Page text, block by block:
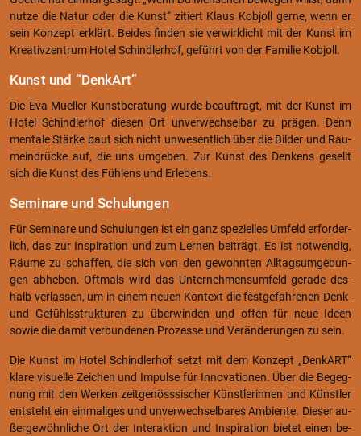
nutze die Natur oder die Kunst“ zi­tiert Klaus Kob­joll gerne, wenn er
sein Kon­zept er­klärt. Bei­des fin­den sie ver­wirk­licht mit der Kunst im
Krea­tiv­zen­trum Hotel Schind­ler­hof, ge­führt von der Fa­mi­lie Kob­joll.
Kunst und “Den­kArt”
Die Eva Mu­el­ler Kunst­be­ra­tung wurde be­auf­tragt, mit der Kunst im
Hotel Schind­ler­hof die­sen Ort un­ver­wech­sel­bar zu prä­gen. Denn
men­ta­le Stär­ke baut sich nicht un­we­sent­lich über die Bil­der und Rau­
mein­drü­cke auf, die uns um­ge­ben. Zur Kunst des Den­kens ge­sellt
sich die Kunst des Füh­lens und Er­le­bens.
Se­mi­na­re und Schu­lun­gen
Für Se­mi­na­re und Schu­lun­gen ist ein ganz spe­zi­el­les Um­feld er­for­der­
lich, das zur In­spi­ra­ti­on und zum Ler­nen bei­trägt. Es ist not­wen­dig,
Räume zu schaf­fen, die sich von den ge­wohn­ten All­tags­um­ge­bun­
gen ab­he­ben. Oft­mals wird das Un­ter­neh­mens­um­feld ge­ra­de des­
halb ver­las­sen, um in einem neuen Kon­text die fest­ge­fah­re­nen Denk-
und Ge­fühls­struk­tu­ren zu über­win­den und offen für neue Ideen
sowie die damit ver­bun­de­nen Pro­zes­se und Ver­än­de­run­gen zu sein.
Die Kunst im Hotel Schind­ler­hof setzt mit dem Kon­zept „Den­kART“
klare vi­su­el­le Zei­chen und Im­pul­se für In­no­va­tio­nen. Über die Be­geg­
nung mit den Wer­ken zeit­ge­nöss­si­scher Künst­le­rin­nen und Künst­ler
ent­steht ein ein­ma­li­ges und un­ver­wech­sel­ba­res Am­bi­en­te. Die­ser au­
ßer­ge­wöhn­li­che Ort der In­ter­ak­ti­on und In­spi­ra­ti­on bie­tet einen be­